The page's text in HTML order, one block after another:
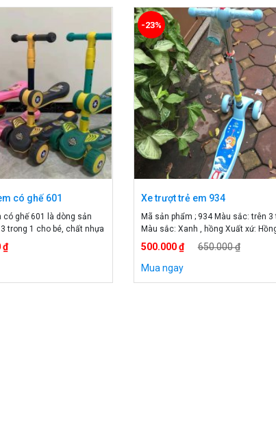
có ghế 601
có ghế 601 là dòng sản
trong 1 cho bé, chất nhựa
cho bé. Xe trượt
cao cấp Xe scooter trẻ
trượt trẻ em có ghế 601.
₫
Xe trượt trẻ em 934
Mã sản phẩm ; 934 Màu sắc: trên 3
Màu sắc: Xanh , hồng Xuất xứ:
500.000 ₫
650.000 ₫
Mua ngay
-23%